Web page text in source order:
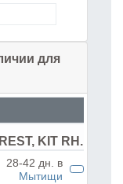
для
KIT RH.
28-42 дн. в
Мытищи